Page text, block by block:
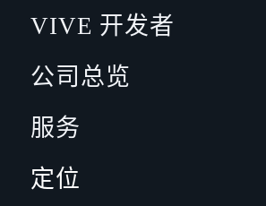
VIVE 开发者
公司总览
服务
定位